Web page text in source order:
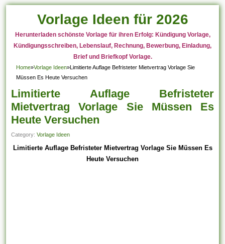
Vorlage Ideen für 2026
Herunterladen schönste Vorlage für ihren Erfolg: Kündigung Vorlage,
Kündigungsschreiben, Lebenslauf, Rechnung, Bewerbung, Einladung,
Brief und Briefkopf Vorlage.
Home»Vorlage Ideen»Limitierte Auflage Befristeter Mietvertrag Vorlage Sie
Müssen Es Heute Versuchen
Limitierte Auflage Befristeter
Mietvertrag Vorlage Sie Müssen Es
Heute Versuchen
Category:Vorlage Ideen
Limitierte Auflage Befristeter Mietvertrag Vorlage Sie Müssen Es
Heute Versuchen